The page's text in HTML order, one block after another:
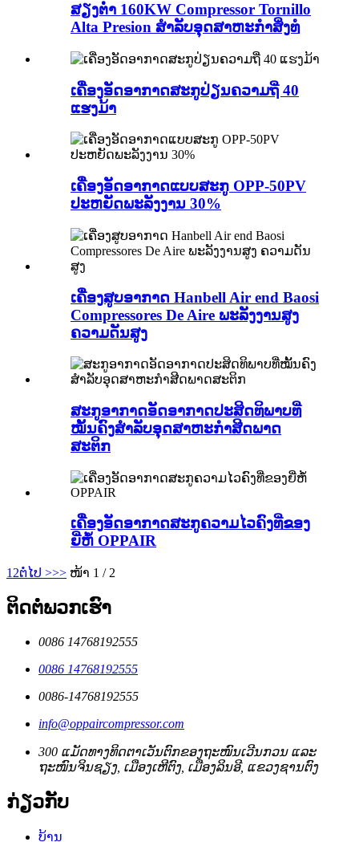
ສຽງຕ່ໍາ 160KW Compressor Tornillo
Alta Presion ສໍາລັບອຸດສາຫະກໍາສິ່ງທໍ
ເຄື່ອງອັດອາກາດສະກູປ່ຽນຄວາມຖີ່ 40
ແຮງມ້າ
ເຄື່ອງອັດອາກາດແບບສະກູ OPP-50PV
ປະຫຍັດພະລັງງານ 30%
ເຄື່ອງສູບອາກາດ Hanbell Air end Baosi
Compressores De Aire ພະລັງງານສູງ
ຄວາມດັນສູງ
ສະກູອາກາດອັດອາກາດປະສິດທິພາບທີ່
ໝັ້ນຄົງສຳລັບອຸດສາຫະກຳສີດພາດ
ສະຕິກ
ເຄື່ອງອັດອາກາດສະກູຄວາມໄວຄົງທີ່ຂອງ
ຍີ່ຫໍ້ OPPAIR
1 2ຕໍ່ໄປ >>> ໜ້າ 1 / 2
ຕິດຕໍ່ພວກເຮົາ
0086 14768192555
0086 14768192555
0086-14768192555
info@oppaircompressor.com
300 ແມັດທາງທິດຕາເວັນຕົກຂອງຖະໜົນເວີນກວນ ແລະ
ຖະໜົນຈິນຊຽງ, ເມືອງເຫີຕົງ, ເມືອງລິນອີ, ແຂວງຊານຕົງ
ກ່ຽວກັບ
ບ້ານ